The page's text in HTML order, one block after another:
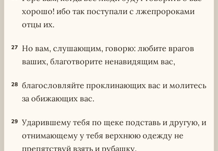
хорошо! ибо так поступали с лжепророками
отцы их.
27 Но вам, слушающим, говорю: любите врагов
ваших, благотворите ненавидящим вас,
28 благословляйте проклинающих вас и молитесь
за обижающих вас.
29 Ударившему тебя по щеке подставь и другую, и
отнимающему у тебя верхнюю одежду не
препятствуй взять и рубашку.